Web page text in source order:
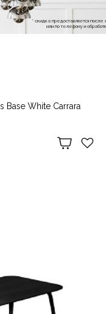
Base White Carrara
* скидка предоставляется
или по телефону и